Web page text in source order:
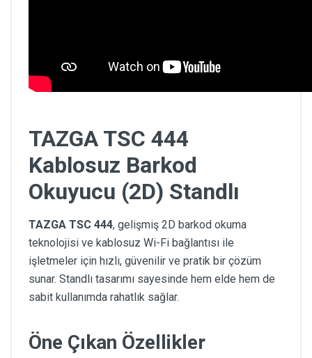
TAZGA TSC 444
Kablosuz Barkod
Okuyucu (2D) Standlı
TAZGA TSC 444, gelişmiş 2D barkod okuma
teknolojisi ve kablosuz Wi-Fi bağlantısı ile
işletmeler için hızlı, güvenilir ve pratik bir çözüm
sunar. Standlı tasarımı sayesinde hem elde hem de
sabit kullanımda rahatlık sağlar.
Öne Çıkan Özellikler